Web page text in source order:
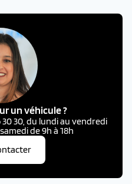
un véhicule ?
30, du lundi au vendredi
de 9h à 18h